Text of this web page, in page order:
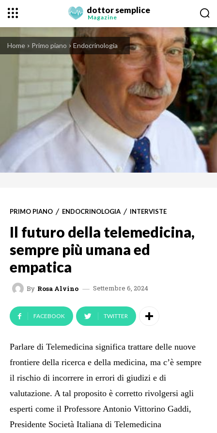
dottor semplice
Magazine
Home Primo piano Endocrinologia
PRIMO PIANO ENDOCRINOLOGIA INTERVISTE
Il futuro della telemedicina,
sempre più umana ed
empatica
By Rosa Alvino Settembre 6, 2024
FACEBOOK TWITTER
Parlare di Telemedicina significa trattare delle nuove
frontiere della ricerca e della medicina, ma c’è sempre
il rischio di incorrere in errori di giudizi e di
valutazione. A tal proposito è corretto rivolgersi agli
esperti come il Professore Antonio Vittorino Gaddi,
Presidente Società Italiana di Telemedicina